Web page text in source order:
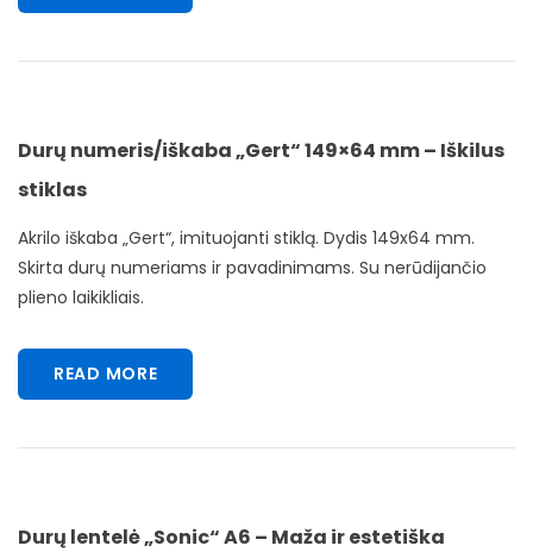
Durų numeris/iškaba „Gert“ 149×64 mm – Iškilus
stiklas
Akrilo iškaba „Gert“, imituojanti stiklą. Dydis 149x64 mm.
Skirta durų numeriams ir pavadinimams. Su nerūdijančio
plieno laikikliais.
READ MORE
Durų lentelė „Sonic“ A6 – Maža ir estetiška